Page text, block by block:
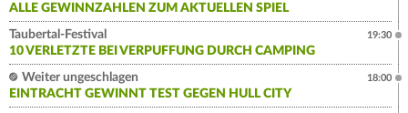
ALLE GEWINNZAHLEN ZUM AKTUELLEN SPIEL
Taubertal-Festival
10 VERLETZTE BEI VERPUFFUNG DURCH CAMPING
19:30
Weiter ungeschlagen
EINTRACHT GEWINNT TEST GEGEN HULL CITY
18:00